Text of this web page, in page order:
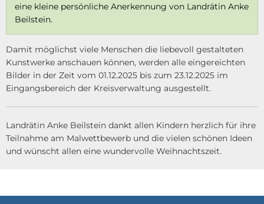
eine kleine persönliche Anerkennung von Landrätin Anke
Beilstein.
Damit möglichst viele Menschen die liebevoll gestalteten
Kunstwerke anschauen können, werden alle eingereichten
Bilder in der Zeit vom 01.12.2025 bis zum 23.12.2025 im
Eingangsbereich der Kreisverwaltung ausgestellt.
Landrätin Anke Beilstein dankt allen Kindern herzlich für ihre
Teilnahme am Malwettbewerb und die vielen schönen Ideen
und wünscht allen eine wundervolle Weihnachtszeit.